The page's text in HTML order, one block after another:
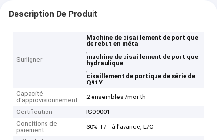
Description De Produit
Surligner
Machine de cisaillement de portique
de rebut en métal
,
machine de cisaillement de portique
hydraulique
,
cisaillement de portique de série de
Q91Y
Capacité
d'approvisionnement
2 ensembles /month
Certification
ISO9001
Conditions de
paiement
30% T/T à l'avance, L/C